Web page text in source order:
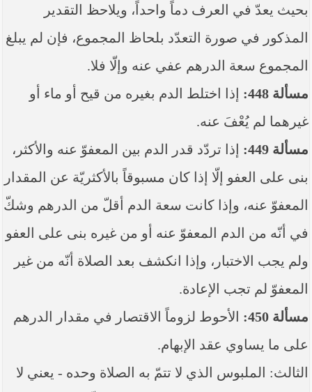
بحيث يعدّ في العرف دماً واحداً، ويلاحظ التقدير
المذكور في صورة التعدّد بلحاظ المجموع، فإن لم ‏يبلغ
المجموع سعة الدرهم عفي عنه وإلّا فلا.
مسألة 448:
إذا اختلط الدم بغيره من قيح أو ماء أو
غيرهما لم‏ يُعْفَ عنه.
مسألة 449:
إذا تردّد قدر الدم بين المعفوّ عنه والأكثر،
بنى على العفو إلّا إذا كان مسبوقاً بالأكثريّة عن المقدار
المعفوّ عنه، وإذا كانت سعة الدم أقلّ من الدرهم وشكّ
في أنّه من الدم المعفوّ عنه أو من غيره بنى على العفو
ولم ‏يجب الاختبار، وإذا انكشف بعد الصلاة أنّه من غير
المعفوّ لم ‏تجب الإعادة.
مسألة 450:
الأحوط لزوماً الاقتصار في مقدار الدرهم
على ما يساوي عقد الإبهام.
الثالث: الملبوس الذي لا تتمّ به الصلاة وحده - يعني لا